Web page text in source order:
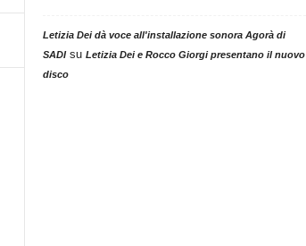
Letizia Dei dà voce all'installazione sonora Agorà di
SADIsu Letizia Dei e Rocco Giorgi presentano il nuovo
disco